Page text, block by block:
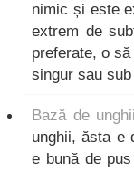
nimic și este
extrem de
preferate, o
singur sau
Bază de
unghii, ăsta e
e bună de